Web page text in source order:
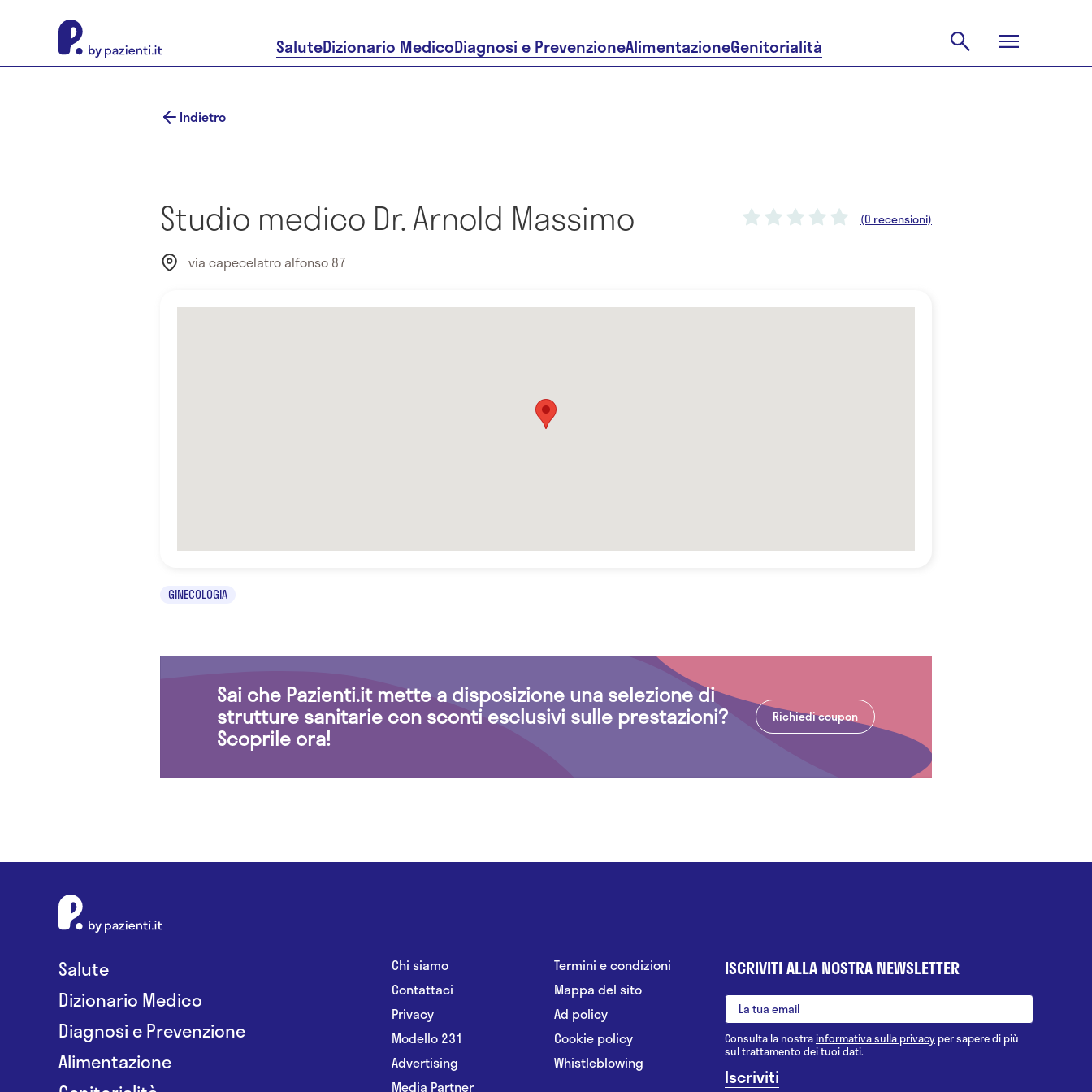
SaluteDizionario MedicoDiagnosi e PrevenzioneAlimentazioneGenitorialità
Indietro
Studio medico Dr. Arnold Massimo (0 recensioni)
via capecelatro alfonso 87
GINECOLOGIA
Sai che Pazienti.it mette a disposizione una selezione di
strutture sanitarie con sconti esclusivi sulle prestazioni?
Scoprile ora!
Richiedi coupon
Salute
Dizionario Medico
Diagnosi e Prevenzione
Alimentazione
Chi siamo
Contattaci
Privacy
Modello 231
Advertising
Media Partner
Termini e condizioni
Mappa del sito
Ad policy
Cookie policy
Whistleblowing
ISCRIVITI ALLA NOSTRA NEWSLETTER
Consulta la nostrainformativa sulla privacy per sapere di più
sul trattamento dei tuoi dati.